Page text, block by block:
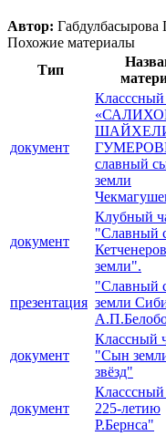
Автор: Габдулбасырова
Похожие материалы
Тип
документ
Класссный
славный
земли
документ
Клубный
"Славный
земли".
презентация
"Славный
земли
документ
Классный
"Сын
звёзд"
документ
225-летию
Р.Бернса"